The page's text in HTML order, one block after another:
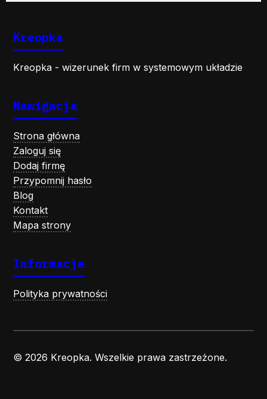
Kreopka
Kreopka - wizerunek firm w systemowym układzie
Nawigacja
Strona główna
Zaloguj się
Dodaj firmę
Przypomnij hasło
Blog
Kontakt
Mapa strony
Informacje
Polityka prywatności
© 2026 Kreopka. Wszelkie prawa zastrzeżone.